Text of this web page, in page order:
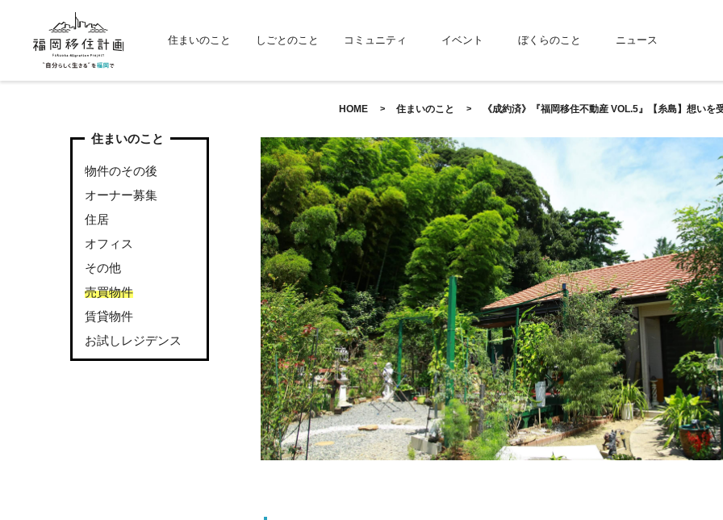
住まいのこと しごとのこと コミュニティ イベント ぼくらのこと ニュース
HOME 住まいのこと 《成約済》『福岡移住不動産 VOL.5』【糸島】想い
住まいのこと
物件のその後
オーナー募集
住居
オフィス
その他
売買物件
賃貸物件
お試しレジデンス